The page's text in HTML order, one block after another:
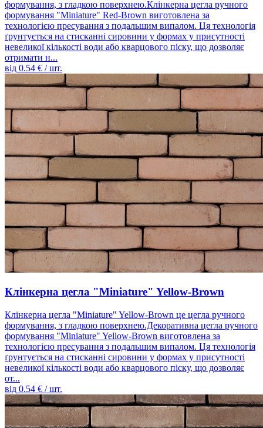
формування, з гладкою поверхнею.Клінкерна цегла ручного
формування "Miniature" Red-Brown виготовлена ​​за
технологією пресування з подальшим випалом. Ця технологія
ґрунтується на стисканні сировини у формах у присутності
невеликої кількості води або кварцового піску, що дозволяє
отримати н...
від 0.54 € / шт.
Клінкерна цегла "Miniature" Yellow-Brown
Клінкерна цегла "Miniature" Yellow-Brown це цегла ручного
формування, з гладкою поверхнею.Декоративна цегла ручного
формування "Miniature" Yellow-Brown виготовлена ​​за
технологією пресування з подальшим випалом. Ця технологія
ґрунтується на стисканні сировини у формах у присутності
невеликої кількості води або кварцового піску, що дозволяє
от...
від 0.54 € / шт.